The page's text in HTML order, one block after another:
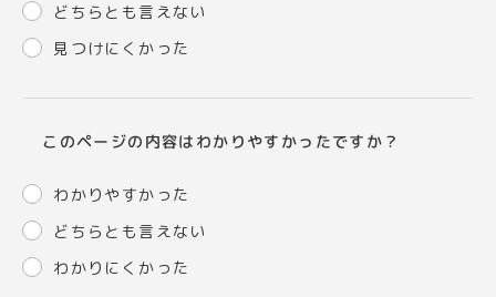
どちらとも言えない
見つけにくかった
このページの内容はわかりやすかったですか？
わかりやすかった
どちらとも言えない
わかりにくかった